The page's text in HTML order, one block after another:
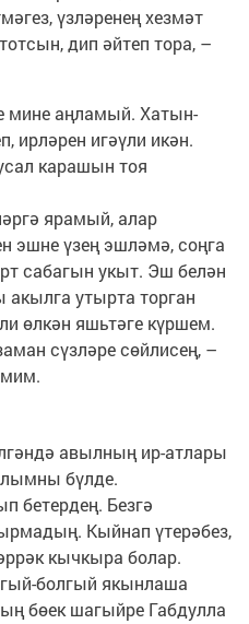
үзләренең хезмәт
дип әйтеп тора, –
мине аңламый. Хатын-
ирләрен игәүли икән.
карашын тоя
ярамый, алар
эшне үзең эшләмә, соңга
сабагын укыт. Эш белән
утырта торган
өлкән яшьтәге күршем.
сүзләре сөйлисең, –
авылның ир-атлары
бүлде.
бетердең. Безгә
Кыйнап үтерәбез,
кычкыра болар.
болгый якынлаша
бөек шагыйре Габдулла